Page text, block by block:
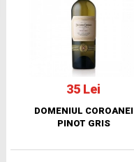
35 Lei
DOMENIUL COROANEI
PINOT GRIS